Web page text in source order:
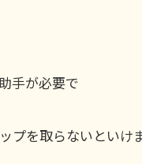
手が必要で
プを取らないといけ